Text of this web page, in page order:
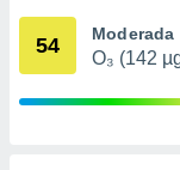
através
54 Moderada
O₃ (142